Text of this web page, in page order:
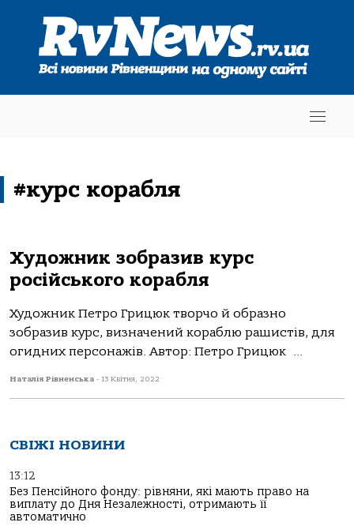
#курс корабля
Художник зобразив курс
російського корабля
Художник Петро Грицюк творчо й образно
зобразив курс, визначений кораблю рашистів, для
огидних персонажів. Автор: Петро Грицюк ...
Наталія Рівненська - 13 Квітня, 2022
СВІЖІ НОВИНИ
13:12
Без Пенсійного фонду: рівняни, які мають право на
виплату до Дня Незалежності, отримають її
автоматично